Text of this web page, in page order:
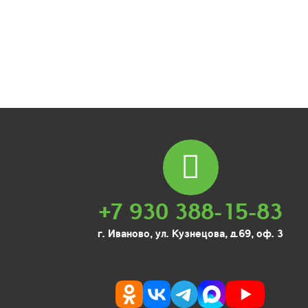
+7 930 388-15-83
г. Иваново, ул. Кузнецова, д.69, оф. 3